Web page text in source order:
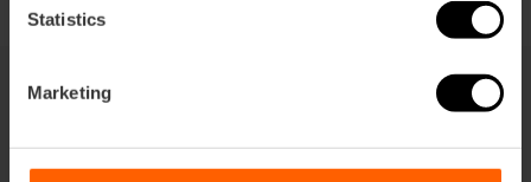
Statistics
Marketing
También te puede interesar